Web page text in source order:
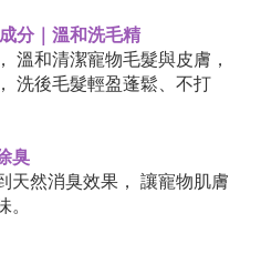
分｜溫和洗毛精
溫和清潔寵物毛髮與皮膚，
洗後毛髮輕盈蓬鬆、不打
臭
天然消臭效果， 讓寵物肌膚
。